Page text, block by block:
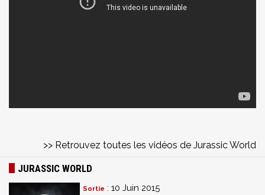
>> Retrouvez toutes les vidéos de Jurassic World
JURASSIC WORLD
Sortie : 10 Juin 2015